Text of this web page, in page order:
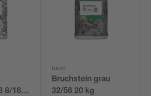
8/16
toom
Bruchstein grau
32/56 20 kg